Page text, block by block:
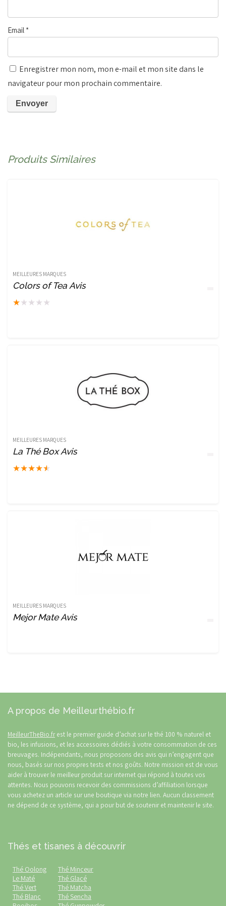
Email *
Enregistrer mon nom, mon e-mail et mon site dans le
navigateur pour mon prochain commentaire.
Produits Similaires
MEILLEURES MARQUES
Colors of Tea Avis
★★ ★ ★ ★
MEILLEURES MARQUES
La Thé Box Avis
★★★★★
MEILLEURES MARQUES
Mejor Mate Avis
A propos de Meilleurthébio.fr
MeilleurTheBio.frest le premier guide d’achat sur le thé 100 % naturel et
bio, les infusions, et les accessoires dédiés à votre consommation de ces
breuvages. Indépendants, nous proposons des avis qui n’engagent que
nous, basés sur nos propres tests et nos goûts. Notre mission est de vous
aider à trouver le meilleur produit sur internet qui répond à toutes vos
attentes. Nous pouvons recevoir des commissions d’affiliation lorsque
vous achetez un article sur une boutique via notre lien. Aucun classement
ne dépend de ce système, qui a pour but de soutenir et maintenir le site.
Thés et tisanes à découvrir
Thé Oolong
Le Maté
Thé Vert
Thé Blanc
Thé Minceur
Thé Glacé
Thé Matcha
Thé Sencha